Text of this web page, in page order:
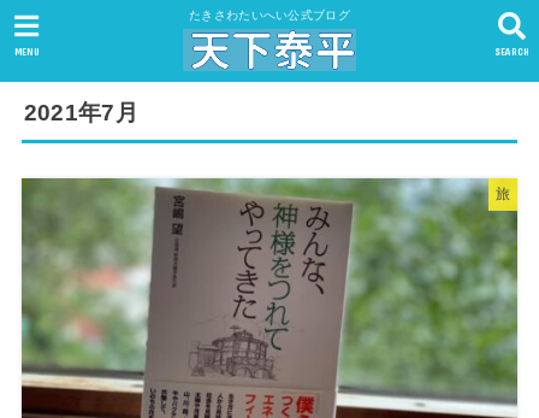
たきさわたいへい公式ブログ
SEARCH
MENU
2021年7月
旅